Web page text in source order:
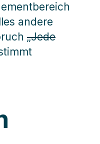
andere
„Jede